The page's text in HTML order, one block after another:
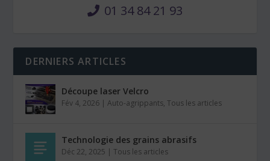
01 34 84 21 93
DERNIERS ARTICLES
Découpe laser Velcro
Fév 4, 2026 |Auto-agrippants,Tous les articles
Technologie des grains abrasifs
Déc 22, 2025 |Tous les articles